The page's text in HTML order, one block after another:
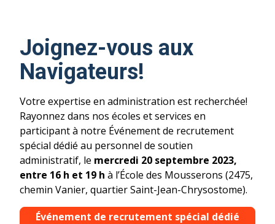
Joignez-vous aux
Navigateurs!
Votre expertise en administration est recherchée!
Rayonnez dans nos écoles et services en
participant à notre Événement de recrutement
spécial dédié au personnel de soutien
administratif, le mercredi 20 septembre 2023,
entre 16 h et 19 h à l’École des Mousserons (2475,
chemin Vanier, quartier Saint-Jean-Chrysostome).
Événement de recrutement spécial dédié